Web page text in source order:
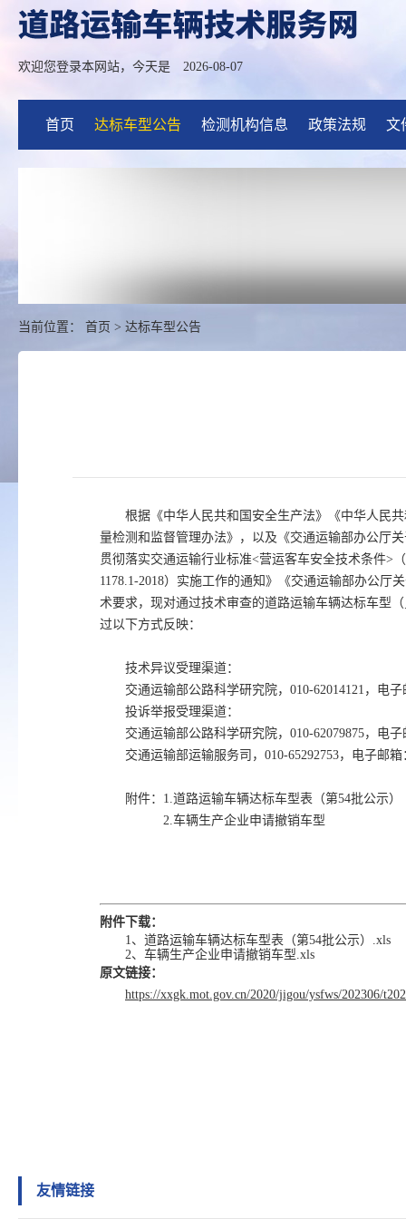
欢迎您登录本网站，今天是 2026-08-07
首页 达标车型公告 检测机构信息 政策法规 文
当前位置： 首页 > 达标车型公告
根据《中华人民共和国安全生产法》《中华人民
量检测和监督管理办法》，以及《交通运输部办公厅
贯彻落实交通运输行业标准<营运客车安全技术条件>
1178.1-2018）实施工作的通知》《交通运输部办公厅
术要求，现对通过技术审查的道路运输车辆达标车型
过以下方式反映：
技术异议受理渠道：
交通运输部公路科学研究院，010-62014121，电
投诉举报受理渠道：
交通运输部公路科学研究院，010-62079875，电
交通运输部运输服务司，010-65292753，电子邮
附件：1.道路运输车辆达标车型表（第54批公示）
2.车辆生产企业申请撤销车型
附件下载：
1、道路运输车辆达标车型表（第54批公示）.xls
2、车辆生产企业申请撤销车型.xls
原文链接：
https://xxgk.mot.gov.cn/2020/jigou/ysfws/202306/
友情链接